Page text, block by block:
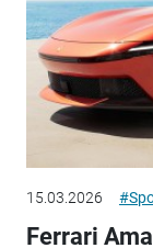
15.03.2026
Ferrari